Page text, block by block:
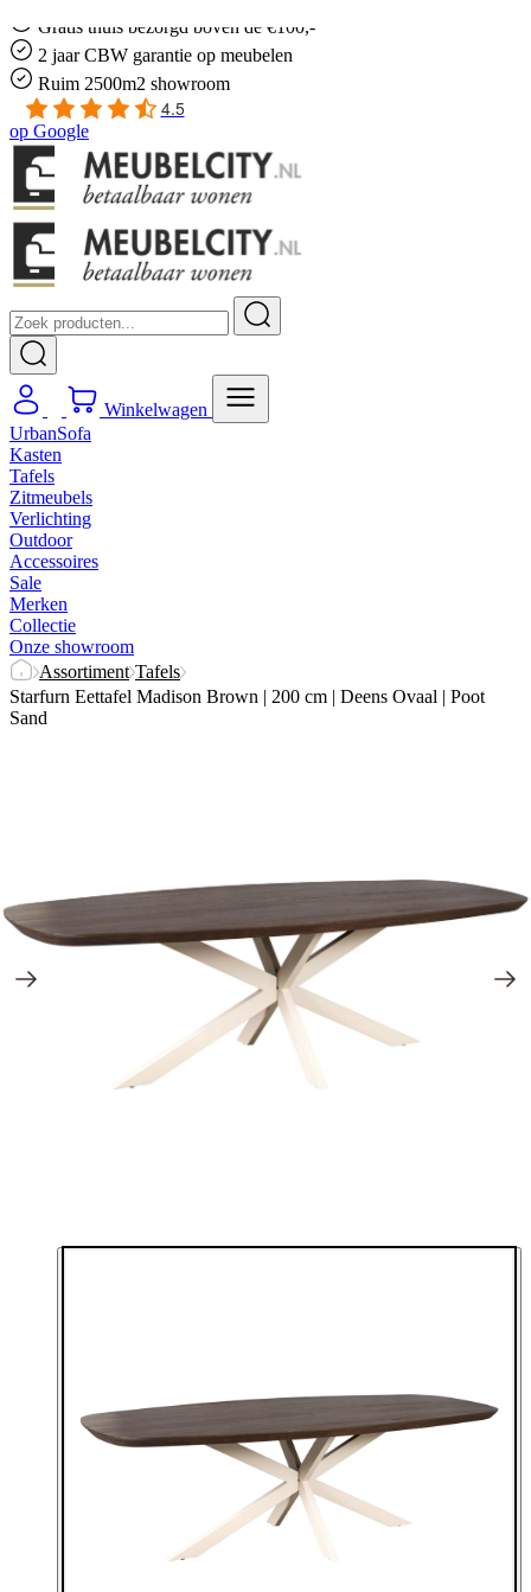
Gratis thuis bezorgd boven de €100,-
2 jaar CBW garantie op meubelen
Ruim 2500m2 showroom
4.5
op Google
Winkelwagen
UrbanSofa
Kasten
Tafels
Zitmeubels
Verlichting
Outdoor
Accessoires
Sale
Merken
Collectie
Onze showroom
Assortiment Tafels
Starfurn Eettafel Madison Brown | 200 cm | Deens Ovaal | Poot
Sand